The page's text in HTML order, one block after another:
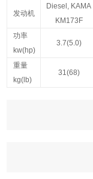
发动机
Diesel, KAMA
KM173F
功率
kw(hp)
3.7(5.0)
重量
kg(lb)
31(68)